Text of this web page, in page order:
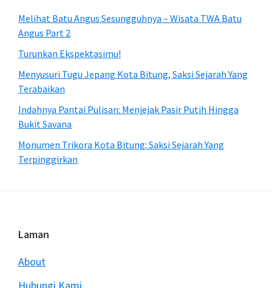
Melihat Batu Angus Sesungguhnya – Wisata TWA Batu
Angus Part 2
Turunkan Ekspektasimu!
Menyusuri Tugu Jepang Kota Bitung, Saksi Sejarah Yang
Terabaikan
Indahnya Pantai Pulisan: Menjejak Pasir Putih Hingga
Bukit Savana
Monumen Trikora Kota Bitung: Saksi Sejarah Yang
Terpinggirkan
Footer
Laman
About